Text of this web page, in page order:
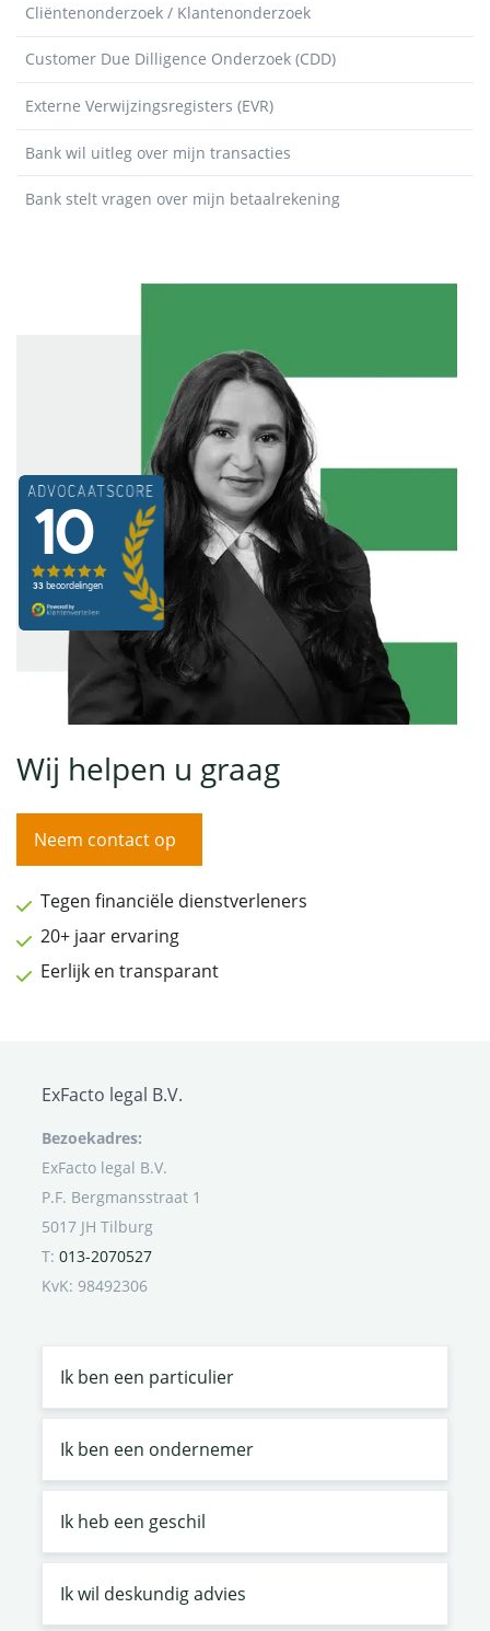
Cliëntenonderzoek / Klantenonderzoek
Customer Due Dilligence Onderzoek (CDD)
Externe Verwijzingsregisters (EVR)
Bank wil uitleg over mijn transacties
Bank stelt vragen over mijn betaalrekening
Wij helpen u graag
Neem contact op
Tegen financiële dienstverleners
20+ jaar ervaring
Eerlijk en transparant
ExFacto legal B.V.
Bezoekadres:
ExFacto legal B.V.
P.F. Bergmansstraat 1
5017 JH Tilburg
T: 013-2070527
KvK: 98492306
Ik ben een particulier
Ik ben een ondernemer
Ik heb een geschil
Ik wil deskundig advies